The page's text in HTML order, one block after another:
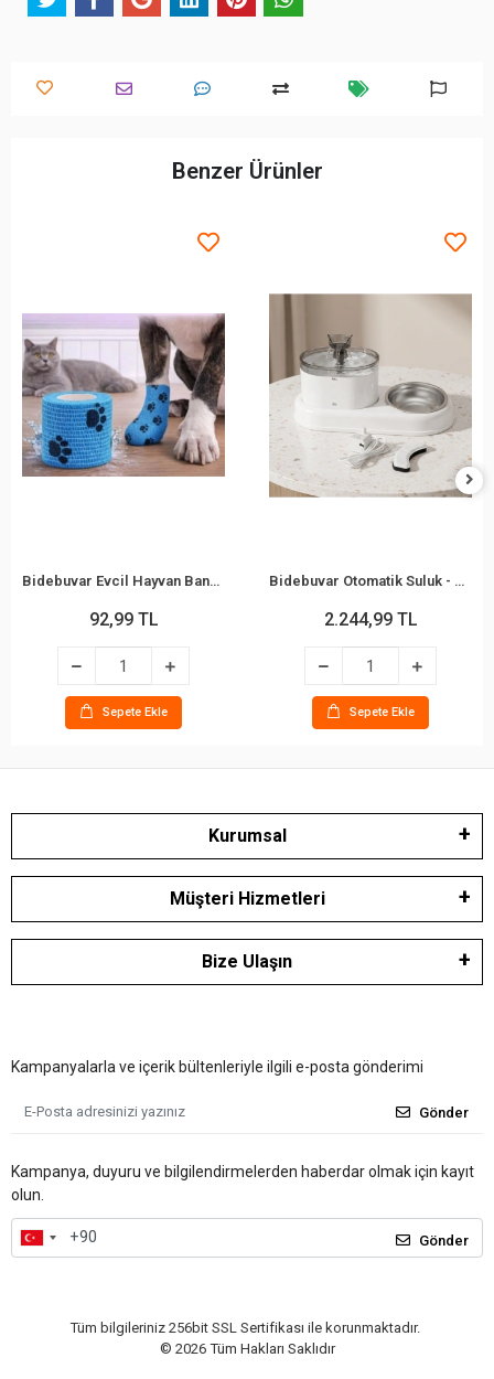
Benzer Ürünler
Bidebuvar Evcil Hayvan Bandajı - Pati Desenli - Esnek - Suya Dayanıklı - 7x4 cm
92,99 TL
Sepete Ekle
Bidebuvar Otomatik Suluk - Mama Kabı Hazneli - Evcil Hayvan Su Pınarı
2.244,99 TL
Sepete Ekle
Kurumsal
Müşteri Hizmetleri
Bize Ulaşın
Kampanyalarla ve içerik bültenleriyle ilgili e-posta gönderimi
Gönder
Kampanya, duyuru ve bilgilendirmelerden haberdar olmak için kayıt
olun.
Gönder
Tüm bilgileriniz 256bit SSL Sertifikası ile korunmaktadır.
© 2026 Tüm Hakları Saklıdır